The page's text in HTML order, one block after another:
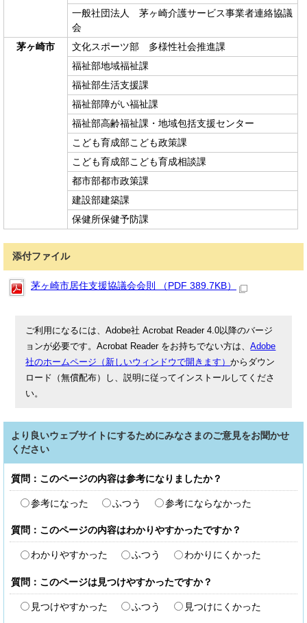
一般社団法人 茅ヶ崎介護サービス事業者連絡協議
会
茅ヶ崎市
文化スポーツ部 多様性社会推進課
福祉部地域福祉課
福祉部生活支援課
福祉部障がい福祉課
福祉部高齢福祉課・地域包括支援センター
こども育成部こども政策課
こども育成部こども育成相談課
都市部都市政策課
建設部建築課
保健所保健予防課
添付ファイル
茅ヶ崎市居住支援協議会会則 （PDF 389.7KB）
ご利用になるには、Adobe社 Acrobat Reader 4.0以降のバージ
ョンが必要です。Acrobat Reader をお持ちでない方は、Adobe
社のホームページ（新しいウィンドウで開きます）からダウン
ロード（無償配布）し、説明に従ってインストールしてくださ
い。
より良いウェブサイトにするためにみなさまのご意見をお聞かせ
ください
質問：このページの内容は参考になりましたか？
参考になった ふつう 参考にならなかった
質問：このページの内容はわかりやすかったですか？
わかりやすかった ふつう わかりにくかった
質問：このページは見つけやすかったですか？
見つけやすかった ふつう 見つけにくかった